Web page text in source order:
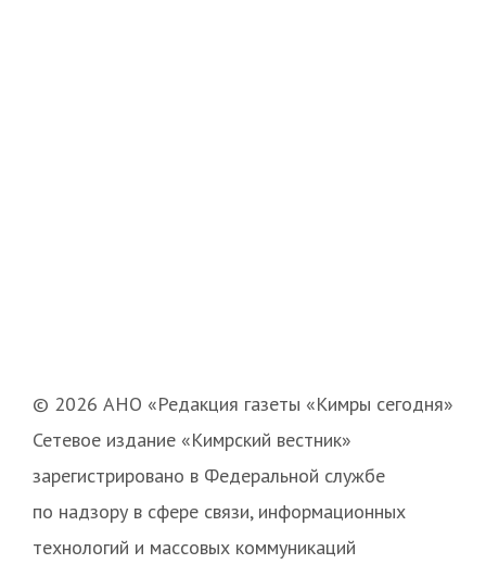
© 2026 АНО «Редакция газеты «Кимры сегодня»
Сетевое издание «Кимрский вестник»
зарегистрировано в Федеральной службе
по надзору в сфере связи, информационных
технологий и массовых коммуникаций